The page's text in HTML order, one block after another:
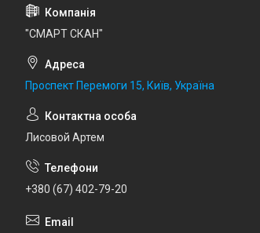
"СМАРТ СКАН"
Проспект Перемоги 15, Київ, Україна
Лисовой Артем
+380 (67) 402-79-20